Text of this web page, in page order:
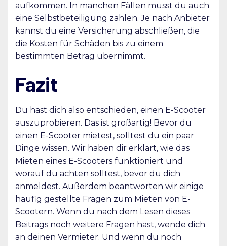
aufkommen. In manchen Fällen musst du auch
eine Selbstbeteiligung zahlen. Je nach Anbieter
kannst du eine Versicherung abschließen, die
die Kosten für Schäden bis zu einem
bestimmten Betrag übernimmt.
Fazit
Du hast dich also entschieden, einen E-Scooter
auszuprobieren. Das ist großartig! Bevor du
einen E-Scooter mietest, solltest du ein paar
Dinge wissen. Wir haben dir erklärt, wie das
Mieten eines E-Scooters funktioniert und
worauf du achten solltest, bevor du dich
anmeldest. Außerdem beantworten wir einige
häufig gestellte Fragen zum Mieten von E-
Scootern. Wenn du nach dem Lesen dieses
Beitrags noch weitere Fragen hast, wende dich
an deinen Vermieter. Und wenn du noch